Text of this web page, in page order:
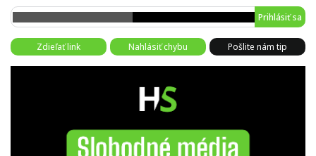
Prihlásiť sa
Zdieľať link Nahlásiť chybu Pošlite nám tip